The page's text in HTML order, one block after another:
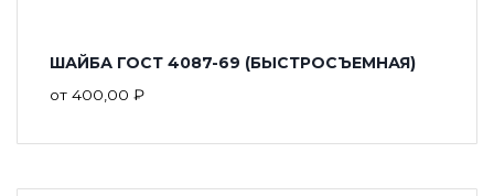
ШАЙБА ГОСТ 4087-69 (БЫСТРОСЪЕМНАЯ)
от 400,00 ₽